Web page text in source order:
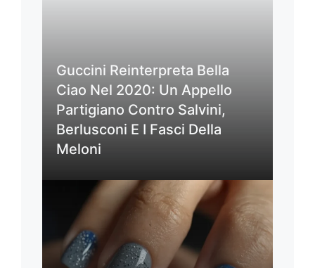
Guccini Reinterpreta Bella
Ciao Nel 2020: Un Appello
Partigiano Contro Salvini,
Berlusconi E I Fasci Della
Meloni